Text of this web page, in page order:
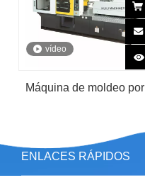
vídeo
Máquina de moldeo por
ENLACES RÁPIDOS